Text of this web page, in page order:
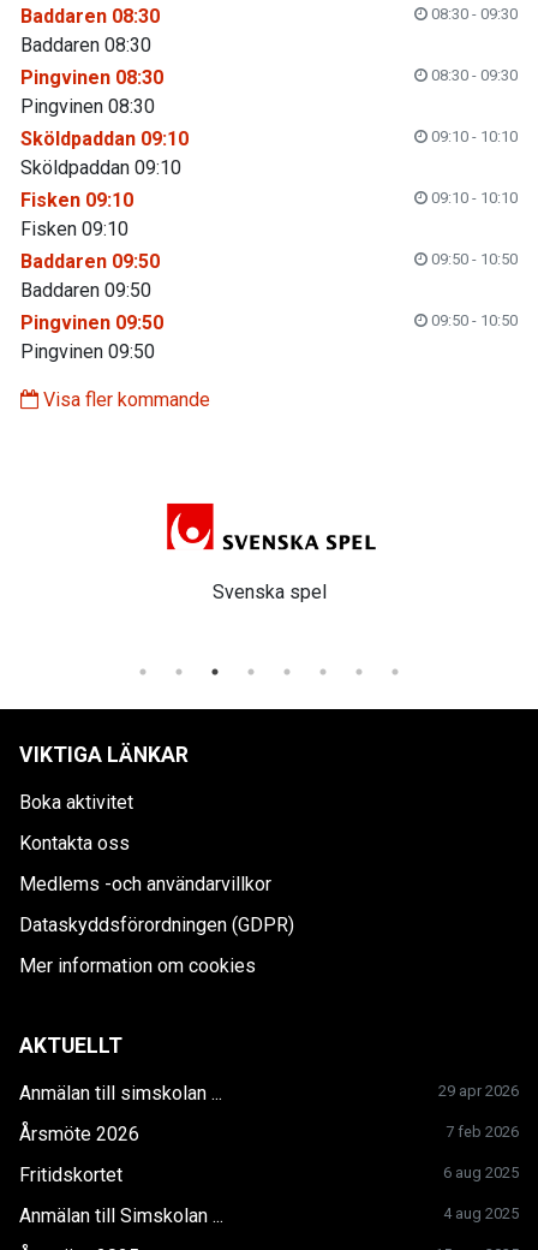
Baddaren 08:30
08:30 - 09:30
Baddaren 08:30
Pingvinen 08:30
08:30 - 09:30
Pingvinen 08:30
Sköldpaddan 09:10
09:10 - 10:10
Sköldpaddan 09:10
Fisken 09:10
09:10 - 10:10
Fisken 09:10
Baddaren 09:50
09:50 - 10:50
Baddaren 09:50
Pingvinen 09:50
09:50 - 10:50
Pingvinen 09:50
Visa fler kommande
Svenska spel
VIKTIGA LÄNKAR
Boka aktivitet
Kontakta oss
Medlems -och användarvillkor
Dataskyddsförordningen (GDPR)
Mer information om cookies
AKTUELLT
Anmälan till simskolan ... 29 apr 2026
Årsmöte 2026 7 feb 2026
Fritidskortet 6 aug 2025
Anmälan till Simskolan ... 4 aug 2025